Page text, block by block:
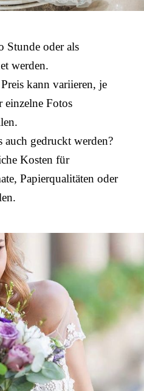
Stunde oder als
werden.
kann variieren, je
einzelne Fotos
auch gedruckt werden?
Kosten für
Papierqualitäten oder